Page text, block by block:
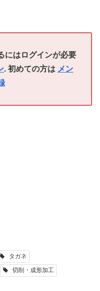
にはログインが必要
. 初めての方は メン
タガネ
切削・成形加工